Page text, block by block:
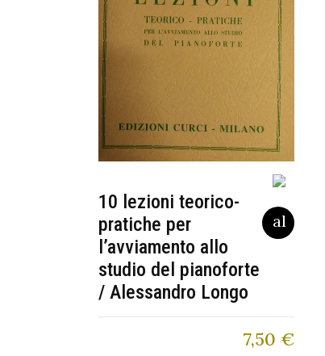
10 lezioni teorico-
pratiche per
l’avviamento allo
studio del pianoforte
/ Alessandro Longo
7,50 €